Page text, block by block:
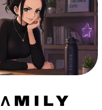
Λ M I L Y